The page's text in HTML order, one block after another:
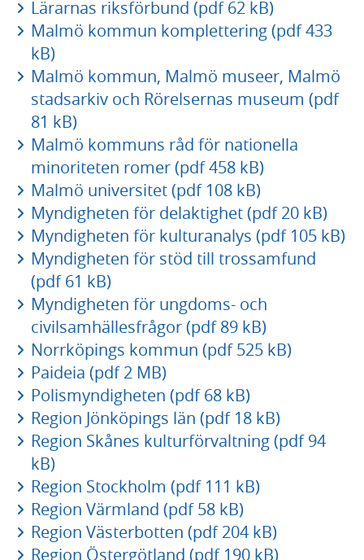
Lärarnas riksförbund (pdf 62 kB)
Malmö kommun komplettering (pdf 433
kB)
Malmö kommun, Malmö museer, Malmö
stadsarkiv och Rörelsernas museum (pdf
81 kB)
Malmö kommuns råd för nationella
minoriteten romer (pdf 458 kB)
Malmö universitet (pdf 108 kB)
Myndigheten för delaktighet (pdf 20 kB)
Myndigheten för kulturanalys (pdf 105 kB)
Myndigheten för stöd till trossamfund
(pdf 61 kB)
Myndigheten för ungdoms- och
civilsamhällesfrågor (pdf 89 kB)
Norrköpings kommun (pdf 525 kB)
Paideia (pdf 2 MB)
Polismyndigheten (pdf 68 kB)
Region Jönköpings län (pdf 18 kB)
Region Skånes kulturförvaltning (pdf 94
kB)
Region Stockholm (pdf 111 kB)
Region Värmland (pdf 58 kB)
Region Västerbotten (pdf 204 kB)
Region Östergötland (pdf 190 kB)